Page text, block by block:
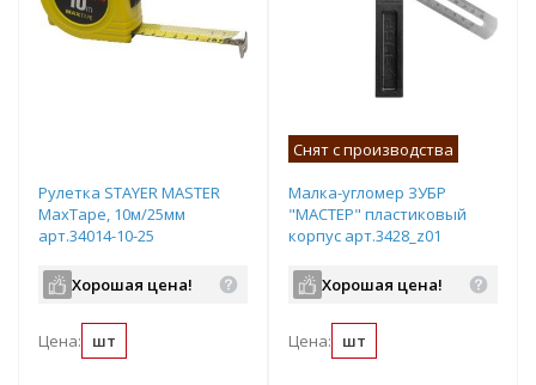
Рулетка STAYER МASTER
MaxTape, 10м/25мм
арт.34014-10-25
Хорошая цена!
Цена: шт
Снят с производства
Малка-угломер ЗУБР
"МАСТЕР" пластиковый
корпус арт.3428_z01
Хорошая цена!
Цена: шт